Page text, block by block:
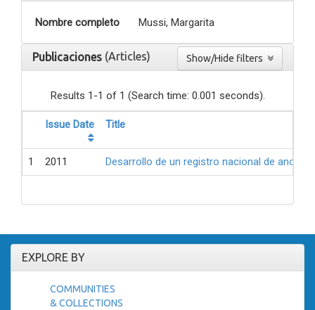
Nombre completo Mussi, Margarita
Publicaciones (Articles)
Results 1-1 of 1 (Search time: 0.001 seconds).
Issue Date Title
1 2011 Desarrollo de un registro nacional de
EXPLORE BY
COMMUNITIES
& COLLECTIONS